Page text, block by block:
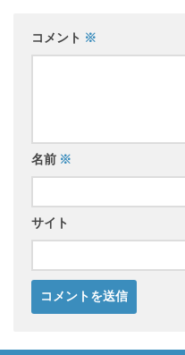
コメント ※
名前 ※
サイト